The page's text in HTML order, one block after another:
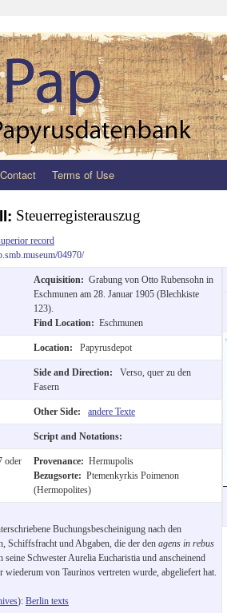
Contact Terms of Use
Steuerregisterauszug
record
04970/
Acquisition: Grabung von Otto Rubensohn in
Eschmunen am 28. Januar 1905 (Blechkiste
123).
Find Location: Eschmunen
Location: Papyrusdepot
Side and Direction:
Verso, quer zu den
Fasern
Other Side: andere Texte
Script and Notations:
oder
Provenance: Hermupolis
Bezugsorte: Ptemenkyrkis Poimenon
(Hermopolites)
Buchungsbescheinigung nach den
Schiffsfracht und Abgaben, die der den agens in rebus
seine Schwester Aurelia Eucharistia und anscheinend
wiederum von Taurinos vertreten wurde, abgeliefert hat.
): Berlin texts